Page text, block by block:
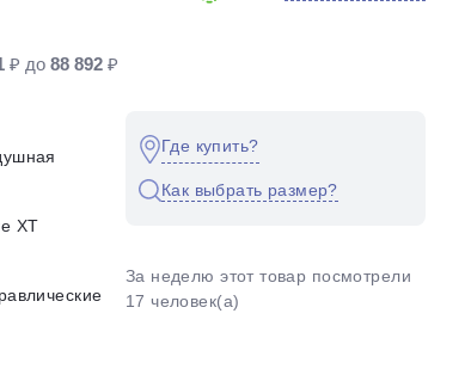
₽ до88 892 ₽
XT
Где купить?
Как выбрать размер?
За неделю этот товар посмотрели
17 человек(а)